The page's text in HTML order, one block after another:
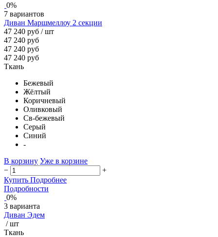
0%
7 вариантов
Диван Маршмеллоу 2 секции
47 240 руб / шт
47 240 руб
47 240 руб
47 240 руб
Ткань
Бежевый
Жёлтый
Коричневый
Оливковый
Св-бежевый
Серый
Синий
-
В корзину Уже в корзине
−
+
Купить Подробнее
Подробности
0%
3 варианта
Диван Эдем
/ шт
Ткань